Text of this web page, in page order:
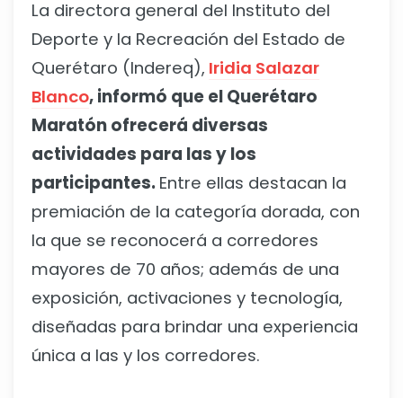
La directora general del Instituto del
Deporte y la Recreación del Estado de
Querétaro (Indereq), Iridia Salazar
Blanco, informó que el Querétaro
Maratón ofrecerá diversas
actividades para las y los
participantes. Entre ellas destacan la
premiación de la categoría dorada, con
la que se reconocerá a corredores
mayores de 70 años; además de una
exposición, activaciones y tecnología,
diseñadas para brindar una experiencia
única a las y los corredores.